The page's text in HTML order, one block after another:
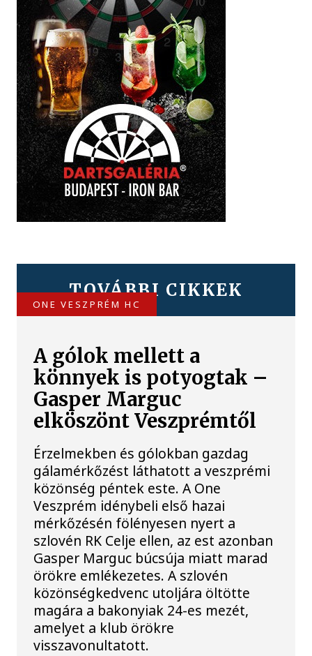
TOVÁBBI CIKKEK
ONE VESZPRÉM HC
A gólok mellett a
könnyek is potyogtak –
Gasper Marguc
elköszönt Veszprémtől
Érzelmekben és gólokban gazdag
gálamérkőzést láthatott a veszprémi
közönség péntek este. A One
Veszprém idénybeli első hazai
mérkőzésén fölényesen nyert a
szlovén RK Celje ellen, az est azonban
Gasper Marguc búcsúja miatt marad
örökre emlékezetes. A szlovén
közönségkedvenc utoljára öltötte
magára a bakonyiak 24-es mezét,
amelyet a klub örökre
visszavonultatott.